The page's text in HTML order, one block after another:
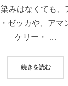
みはなくても、
ゼッカや、アマ
ケリー・ …
続きを読む“【ホ